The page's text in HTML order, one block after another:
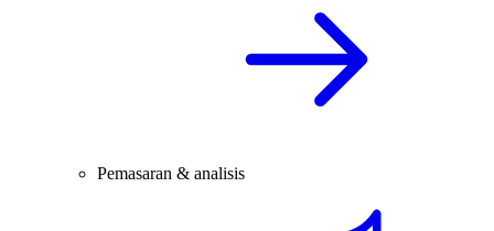
Pemasaran & analisis